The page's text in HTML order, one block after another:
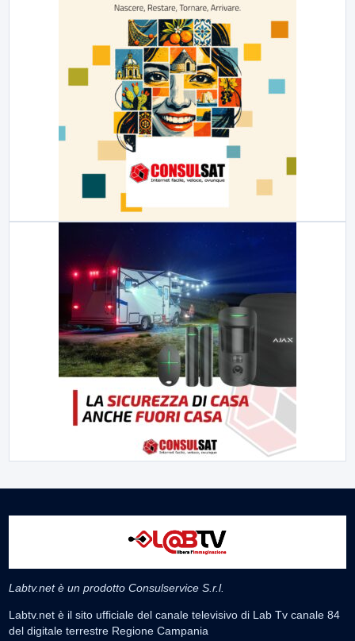
Labtv.net è un prodotto Consulservice S.r.l.
Labtv.net è il sito ufficiale del canale televisivo di Lab Tv canale 84
del digitale terrestre Regione Campania